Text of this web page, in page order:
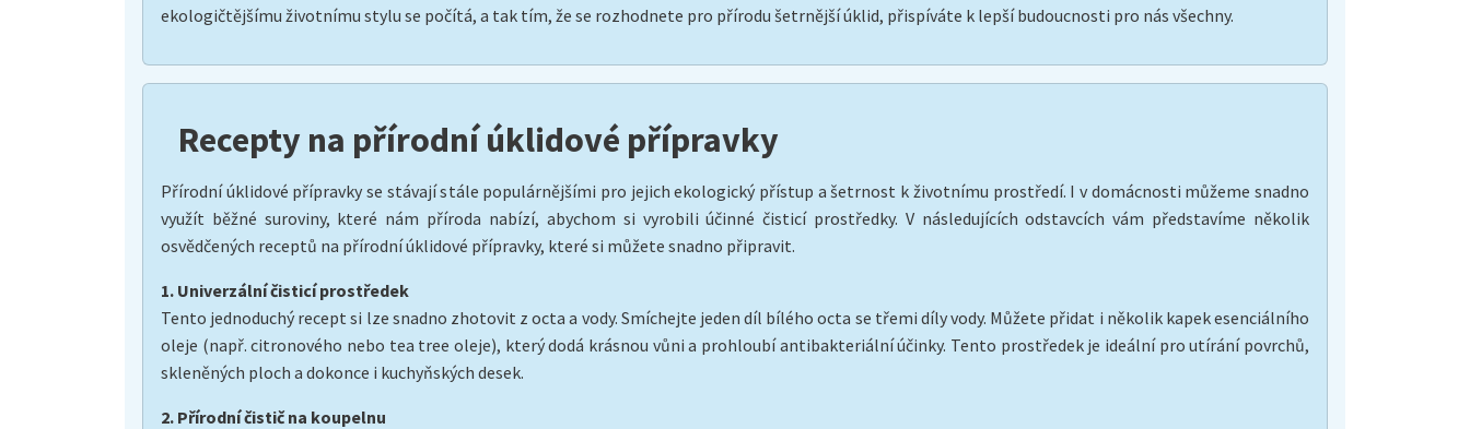
ekologičtějšímu životnímu stylu se počítá, a tak tím, že se rozhodnete pro přírodu šetrnější úklid, přispíváte k lepší budoucnosti pro nás všechny.
Recepty na přírodní úklidové přípravky
Přírodní úklidové přípravky se stávají stále populárnějšími pro jejich ekologický přístup a šetrnost k životnímu prostředí. I v domácnosti můžeme snadno
využít běžné suroviny, které nám příroda nabízí, abychom si vyrobili účinné čisticí prostředky. V následujících odstavcích vám představíme několik
osvědčených receptů na přírodní úklidové přípravky, které si můžete snadno připravit.
1. Univerzální čisticí prostředek
Tento jednoduchý recept si lze snadno zhotovit z octa a vody. Smíchejte jeden díl bílého octa se třemi díly vody. Můžete přidat i několik kapek esenciálního
oleje (např. citronového nebo tea tree oleje), který dodá krásnou vůni a prohloubí antibakteriální účinky. Tento prostředek je ideální pro utírání povrchů,
skleněných ploch a dokonce i kuchyňských desek.
2. Přírodní čistič na koupelnu